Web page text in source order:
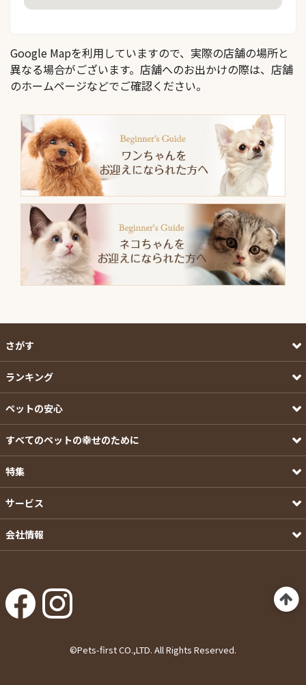
Google Mapを利用していますので、実際の店舗の場所と
異なる場合がございます。店舗へのお出かけの際は、店舗
のホームページなどでご確認ください。
さがす
ランキング
ペットの安心
すべてのペットの幸せのために
特集
サービス
会社情報
©Pets-first CO.,LTD. All Rights Reserved.